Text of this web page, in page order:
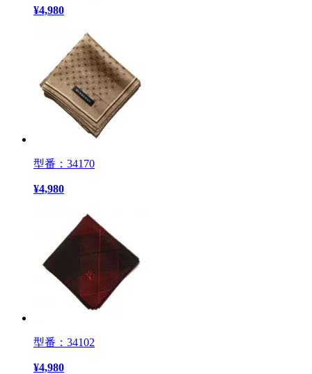
¥4,980
型番：34170
¥4,980
型番：34102
¥4,980